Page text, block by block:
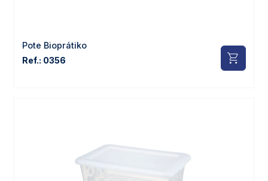
Pote Bioprátiko
Ref.: 0356